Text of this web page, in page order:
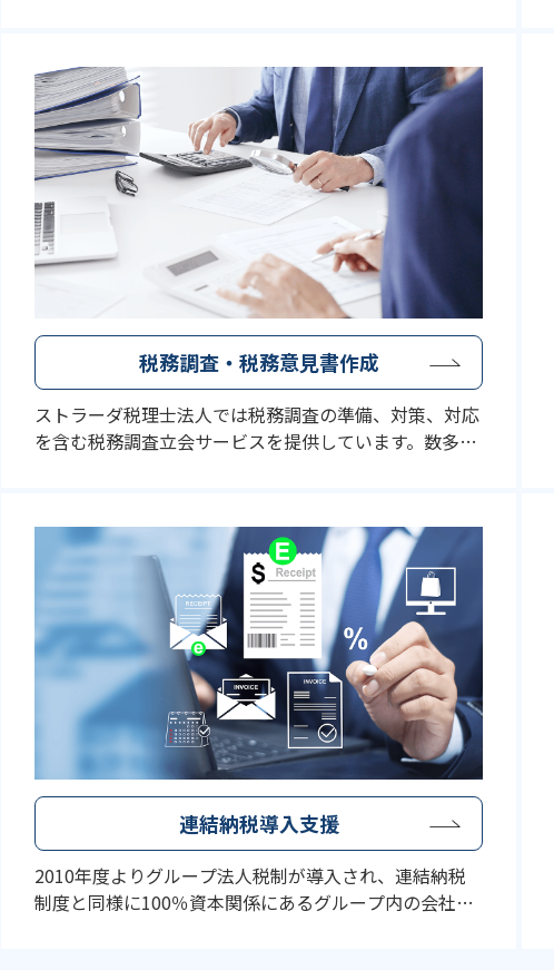
トラーダ税理士法人は、複数の士業が協力してサービス
を提供することが可能です。相続対策や事業承継、各種
業界に対する知見、補助金や助成金、税務調査、経営コ
ンサルティング等に精通していますので、専門性の高い
意見が欲しい方は、お問い合わせください。
税務調査・税務意見書作成
ストラーダ税理士法人では税務調査の準備、対策、対応
を含む税務調査立会サービスを提供しています。数多く
調査官の誤解を正してまいります。また、各種税務論点
について国税局や税務署への事前相談を行い、クライア
ントの税務ポリシー決定のサポートさせていただいてお
ります。同時に、税務当局から明確な回答が得られない
場合には、専門家として税務意見書の作成を行っており
ます。
連結納税導入支援
2010年度よりグループ法人税制が導入され、連結納税
制度と同様に100％資本関係にあるグループ内の会社の